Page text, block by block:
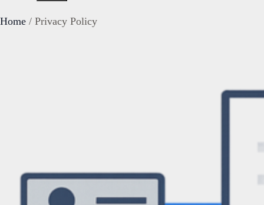
Home / Privacy Policy